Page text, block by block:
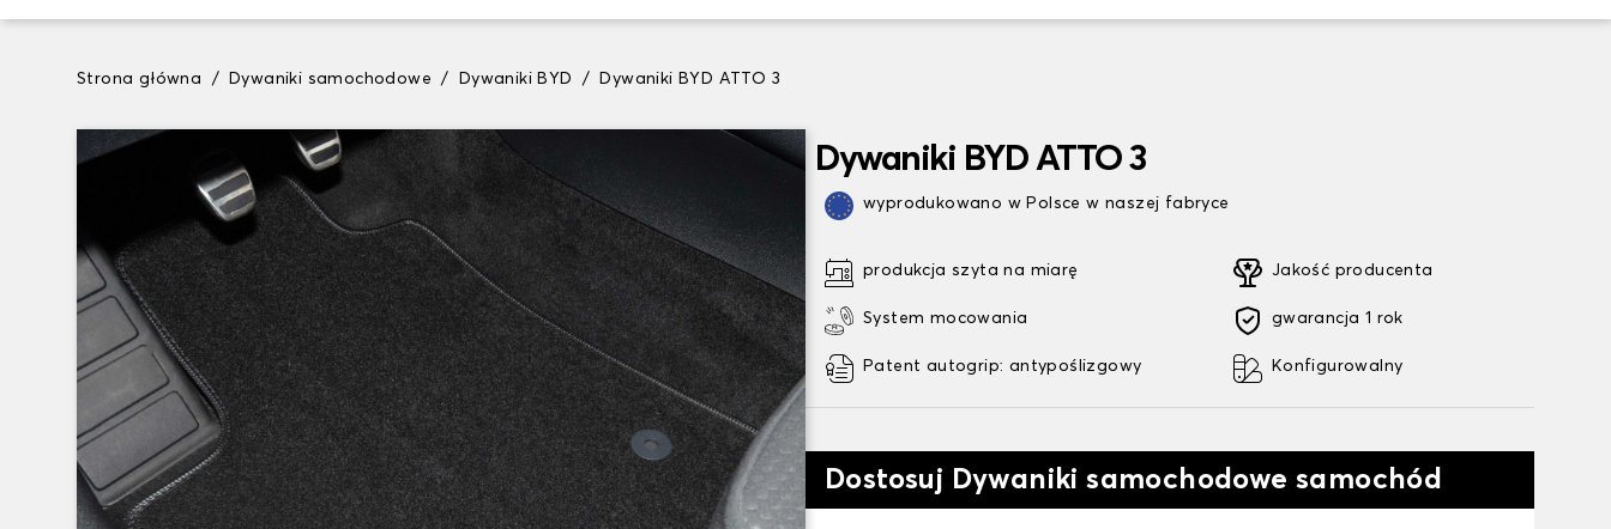
Strona główna Dywaniki samochodowe Dywaniki BYD Dywaniki BYD ATTO 3
Dywaniki BYD ATTO 3
wyprodukowano w Polsce w naszej fabryce
produkcja szyta na miarę
System mocowania
Patent autogrip: antypoślizgowy
Jakość producenta
gwarancja 1 rok
Konfigurowalny
Dostosuj Dywaniki samochodowe samochód